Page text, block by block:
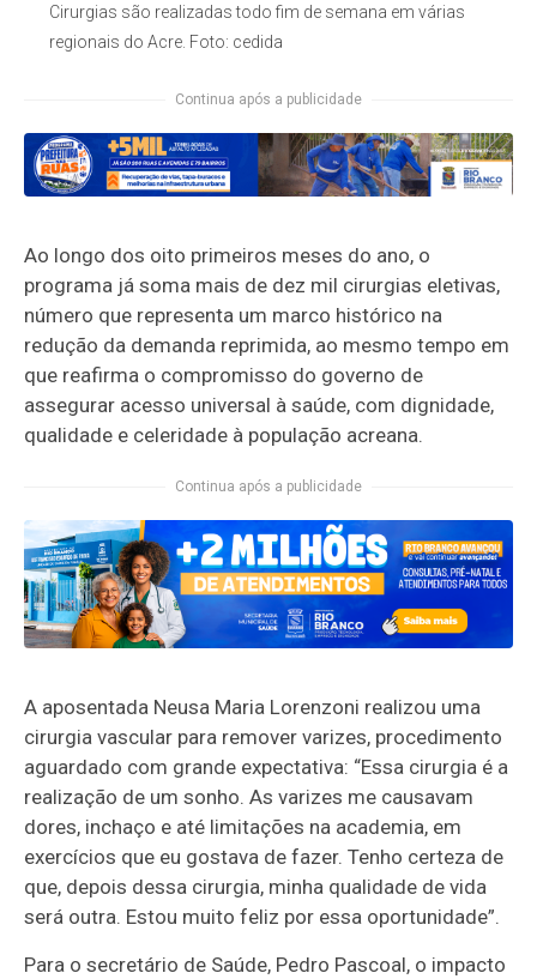
Cirurgias são realizadas todo fim de semana em várias
regionais do Acre. Foto: cedida
Continua após a publicidade
Ao longo dos oito primeiros meses do ano, o
programa já soma mais de dez mil cirurgias eletivas,
número que representa um marco histórico na
redução da demanda reprimida, ao mesmo tempo em
que reafirma o compromisso do governo de
assegurar acesso universal à saúde, com dignidade,
qualidade e celeridade à população acreana.
Continua após a publicidade
A aposentada Neusa Maria Lorenzoni realizou uma
cirurgia vascular para remover varizes, procedimento
aguardado com grande expectativa: “Essa cirurgia é a
realização de um sonho. As varizes me causavam
dores, inchaço e até limitações na academia, em
exercícios que eu gostava de fazer. Tenho certeza de
que, depois dessa cirurgia, minha qualidade de vida
será outra. Estou muito feliz por essa oportunidade”.
Para o secretário de Saúde, Pedro Pascoal, o impacto